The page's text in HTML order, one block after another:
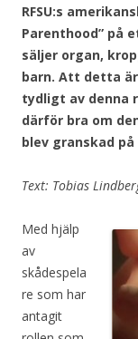
RFSU:s
Parenthood” på
säljer organ,
barn. Att detta
tydligt av denna
därför bra om
blev granskad
Text: Tobias
Med hjälp
av
skådespela
re som har
antagit